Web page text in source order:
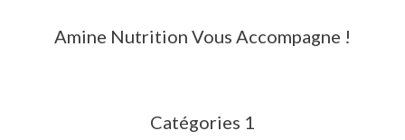
Amine Nutrition Vous Accompagne !
Catégories 1